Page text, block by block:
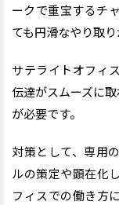
ークで重宝するチ
ても円滑なやり取
サテライトオフィ
伝達がスムーズに
が必要です。
対策として、専用
ルの策定や顕在化
フィスでの働き方